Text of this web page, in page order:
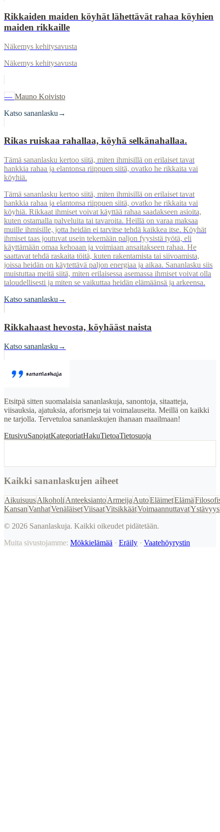
Rikkaiden maiden köyhät lähettävät rahaa köyhien
maiden rikkaille
Näkemys kehitysavusta
Näkemys kehitysavusta
— Mauno Koivisto
Katso sananlasku →
Rikas ruiskaa rahallaa, köyhä selkänahallaa.
Tämä sananlasku kertoo siitä, miten ihmisillä on erilaiset tavat
hankkia rahaa ja elantonsa riippuen siitä, ovatko he rikkaita vai
köyhiä.
Tämä sananlasku kertoo siitä, miten ihmisillä on erilaiset tavat
hankkia rahaa ja elantonsa riippuen siitä, ovatko he rikkaita vai
köyhiä. Rikkaat ihmiset voivat käyttää rahaa saadakseen asioita,
kuten ostamalla palveluita tai tavaroita. Heillä on varaa maksaa
muille ihmisille, jotta heidän ei tarvitse tehdä kaikkea itse. Köyhät
ihmiset taas joutuvat usein tekemään paljon fyysistä työtä, eli
käyttämään omaa kehoaan ja voimiaan ansaitakseen rahaa. He
saattavat tehdä raskaita töitä, kuten rakentamista tai siivoamista,
joissa heidän on käytettävä paljon energiaa ja aikaa. Sananlasku siis
muistuttaa meitä siitä, miten erilaisessa asemassa ihmiset voivat olla
taloudellisesti ja miten se vaikuttaa heidän elämäänsä ja arkeensa.
Katso sananlasku →
Rikkahaast hevosta, köyhääst naista
Katso sananlasku →
Etsitpä sitten suomalaisia sananlaskuja, sanontoja, sitaatteja,
viisauksia, ajatuksia, aforismeja tai voimalauseita. Meillä on kaikki
ne tarjolla. Tervetuloa sananlaskujen ihanaan maailmaan!
EtusivuSanojatKategoriatHakuTietoaTietosuoja
Kaikki sananlaskujen aiheet
AikuisuusAlkoholi AnteeksiantoArmeija AutoEläimetElämä
KansanVanhatVenäläisetViisaatVitsikkäätVoimaannuttavatYstävyys
© 2026 Sananlaskuja. Kaikki oikeudet pidätetään.
Muita sivustojamme: Mökkielämää · Eräily · Vaatehöyrystin